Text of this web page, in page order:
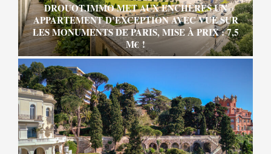
DROUOT.IMMO MET AUX ENCHÈRES UN
APPARTEMENT D’EXCEPTION AVEC VUE SUR
LES MONUMENTS DE PARIS, MISE À PRIX : 7,5
M€ !